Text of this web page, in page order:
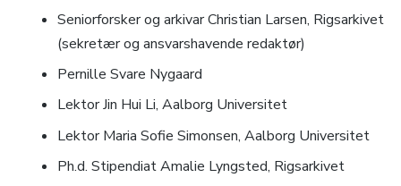
Seniorforsker og arkivar Christian Larsen, Rigsarkivet
(sekretær og ansvarshavende redaktør)
Pernille Svare Nygaard
Lektor Jin Hui Li, Aalborg Universitet
Lektor Maria Sofie Simonsen, Aalborg Universitet
Ph.d. Stipendiat Amalie Lyngsted, Rigsarkivet